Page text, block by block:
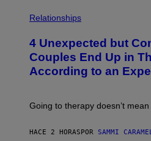
H
O
:
G
C
T
R
Relationships
4 Unexpected but
Couples End Up in
According to an
Going to therapy doesn’t
HACE 2 HORAS POR SAMMI